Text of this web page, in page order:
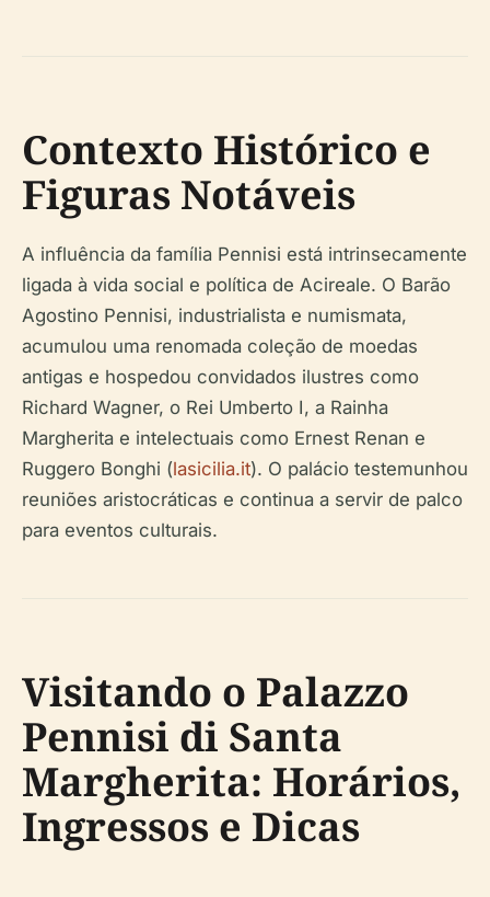
Contexto Histórico e
Figuras Notáveis
A influência da família Pennisi está intrinsecamente
ligada à vida social e política de Acireale. O Barão
Agostino Pennisi, industrialista e numismata,
acumulou uma renomada coleção de moedas
antigas e hospedou convidados ilustres como
Richard Wagner, o Rei Umberto I, a Rainha
Margherita e intelectuais como Ernest Renan e
Ruggero Bonghi (lasicilia.it). O palácio testemunhou
reuniões aristocráticas e continua a servir de palco
para eventos culturais.
Visitando o Palazzo
Pennisi di Santa
Margherita: Horários,
Ingressos e Dicas